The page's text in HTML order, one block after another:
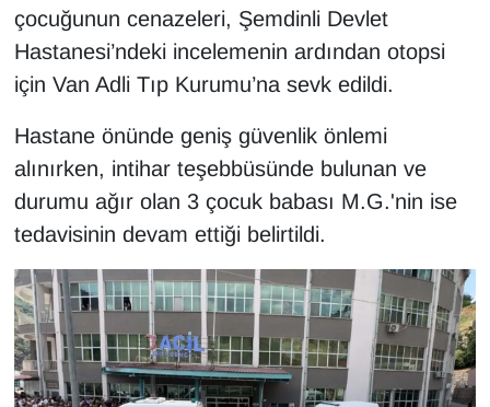
çocuğunun cenazeleri, Şemdinli Devlet
Hastanesi’ndeki incelemenin ardından otopsi
için Van Adli Tıp Kurumu’na sevk edildi.
Hastane önünde geniş güvenlik önlemi
alınırken, intihar teşebbüsünde bulunan ve
durumu ağır olan 3 çocuk babası M.G.'nin ise
tedavisinin devam ettiği belirtildi.
Kadın
Kamu Alımları
Kim Kimdir?
Kültür & Sanat
KURDÎ
MAGAZİN
MEDYA